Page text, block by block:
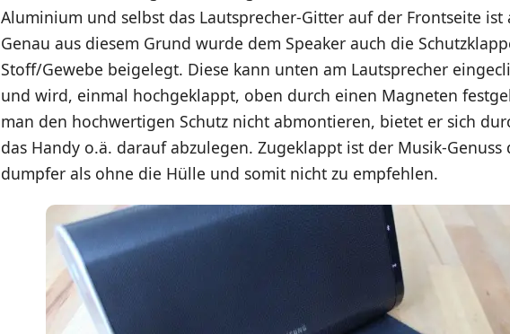
Aluminium und selbst das Lautsprecher-Gitter auf der Frontseite ist
Genau aus diesem Grund wurde dem Speaker auch die
Stoff/Gewebe beigelegt. Diese kann unten am Lautsprecher
und wird, einmal hochgeklappt, oben durch einen Magneten
man den hochwertigen Schutz nicht abmontieren, bietet er sich
das Handy o.ä. darauf abzulegen. Zugeklappt ist der Musik-Genuss
dumpfer als ohne die Hülle und somit nicht zu empfehlen.